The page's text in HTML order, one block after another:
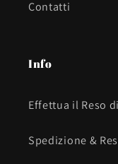
Contatti
Info
Effettua il Reso
Spedizione &